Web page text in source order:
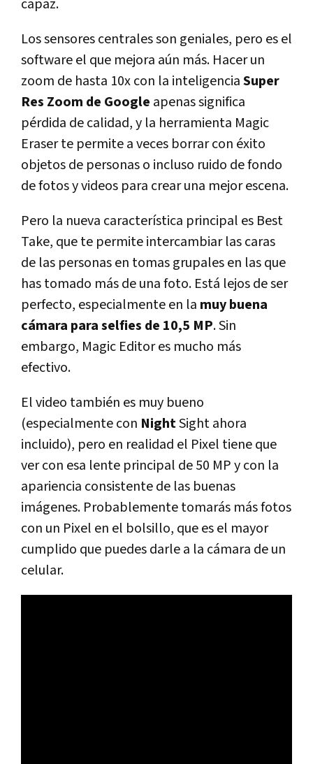
capaz.
Los sensores centrales son geniales, pero es el
software el que mejora aún más. Hacer un
zoom de hasta 10x con la inteligenciaSuper
Res Zoom de Google apenas significa
pérdida de calidad, y la herramienta Magic
Eraser te permite a veces borrar con éxito
objetos de personas o incluso ruido de fondo
de fotos y videos para crear una mejor escena.
Pero la nueva característica principal es Best
Take, que te permite intercambiar las caras
de las personas en tomas grupales en las que
has tomado más de una foto. Está lejos de ser
perfecto, especialmente en la muy buena
cámara para selfies de 10,5 MP. Sin
embargo, Magic Editor es mucho más
efectivo.
El video también es muy bueno
(especialmente con NightSight ahora
incluido), pero en realidad el Pixel tiene que
ver con esa lente principal de 50 MP y con la
apariencia consistente de las buenas
imágenes. Probablemente tomarás más fotos
con un Pixel en el bolsillo, que es el mayor
cumplido que puedes darle a la cámara de un
celular.